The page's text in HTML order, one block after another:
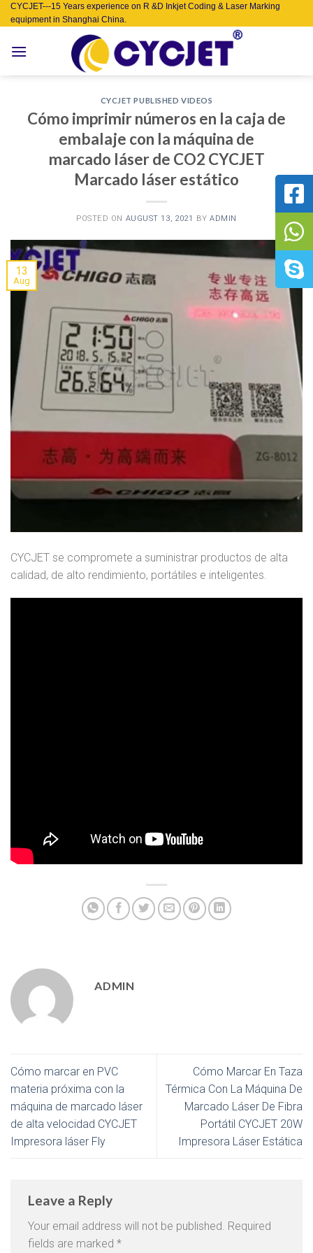
Skip
to
CYCJET---15 Years experience on R &D Inkjet Coding & Laser Marking
equipment in Shanghai China.
CYCJET PUBLISHED VIDEOS
Cómo imprimir números en la caja de
embalaje con la máquina de
marcado láser de CO2 CYCJET
Marcado láser estático
POSTED ON AUGUST 13, 2021 BYADMIN
13
Aug
CYCJET se compromete a suministrar productos de alta
calidad, de alto rendimiento, portátiles e inteligentes.
ADMIN
Cómo marcar en PVC
materia próxima con la
máquina de marcado láser
de alta velocidad CYCJET
Impresora láser Fly
Cómo Marcar En Taza
Térmica Con La Máquina De
Marcado Láser De Fibra
Portátil CYCJET 20W
Impresora Láser Estática
Leave a Reply
Your email address will not be published. Required
fields are marked *